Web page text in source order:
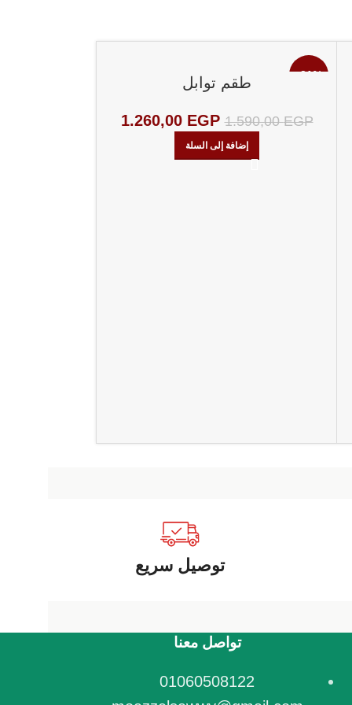
-21% طقم توابل
1.590,00EGP
1.260,00 EGP
إضافة إلى السلة
توصيل سريع
تواصل معنا
01060508122